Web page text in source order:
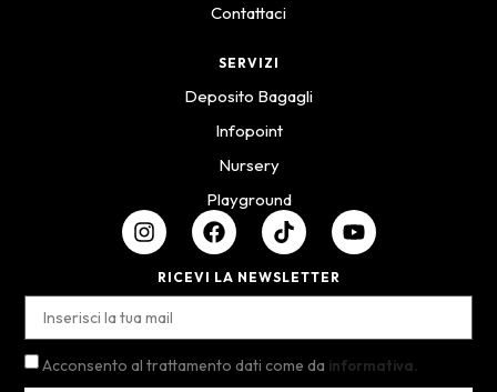
Contattaci
SERVIZI
Deposito Bagagli
Infopoint
Nursery
Playground
RICEVI LA NEWSLETTER
Acconsento al trattamento dati come da informativa.